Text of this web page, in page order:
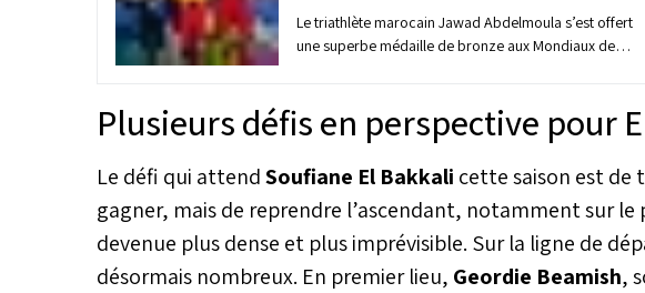
Le triathlète marocain Jawad Abdelmoula s’est offert
une superbe médaille de bronze aux Mondiaux de
le champion marocain, qui a bouclé les trois
épreuves en 55 min 1 s, derrière l’Allemand Tim
(1er). Sur sa page Instagram, le champion d’Afrique
de la discipline n’a pas caché sa joie, soulignant la
saveur toute particulière de ce podium.
Plusieurs défis en perspective pour
Le défi qui attendSoufiane El Bakkali cette saison est de
gagner, mais de reprendre l’ascendant, notamment sur
devenue plus dense et plus imprévisible. Sur la ligne de
désormais nombreux. En premier lieu, Geordie Beamish,